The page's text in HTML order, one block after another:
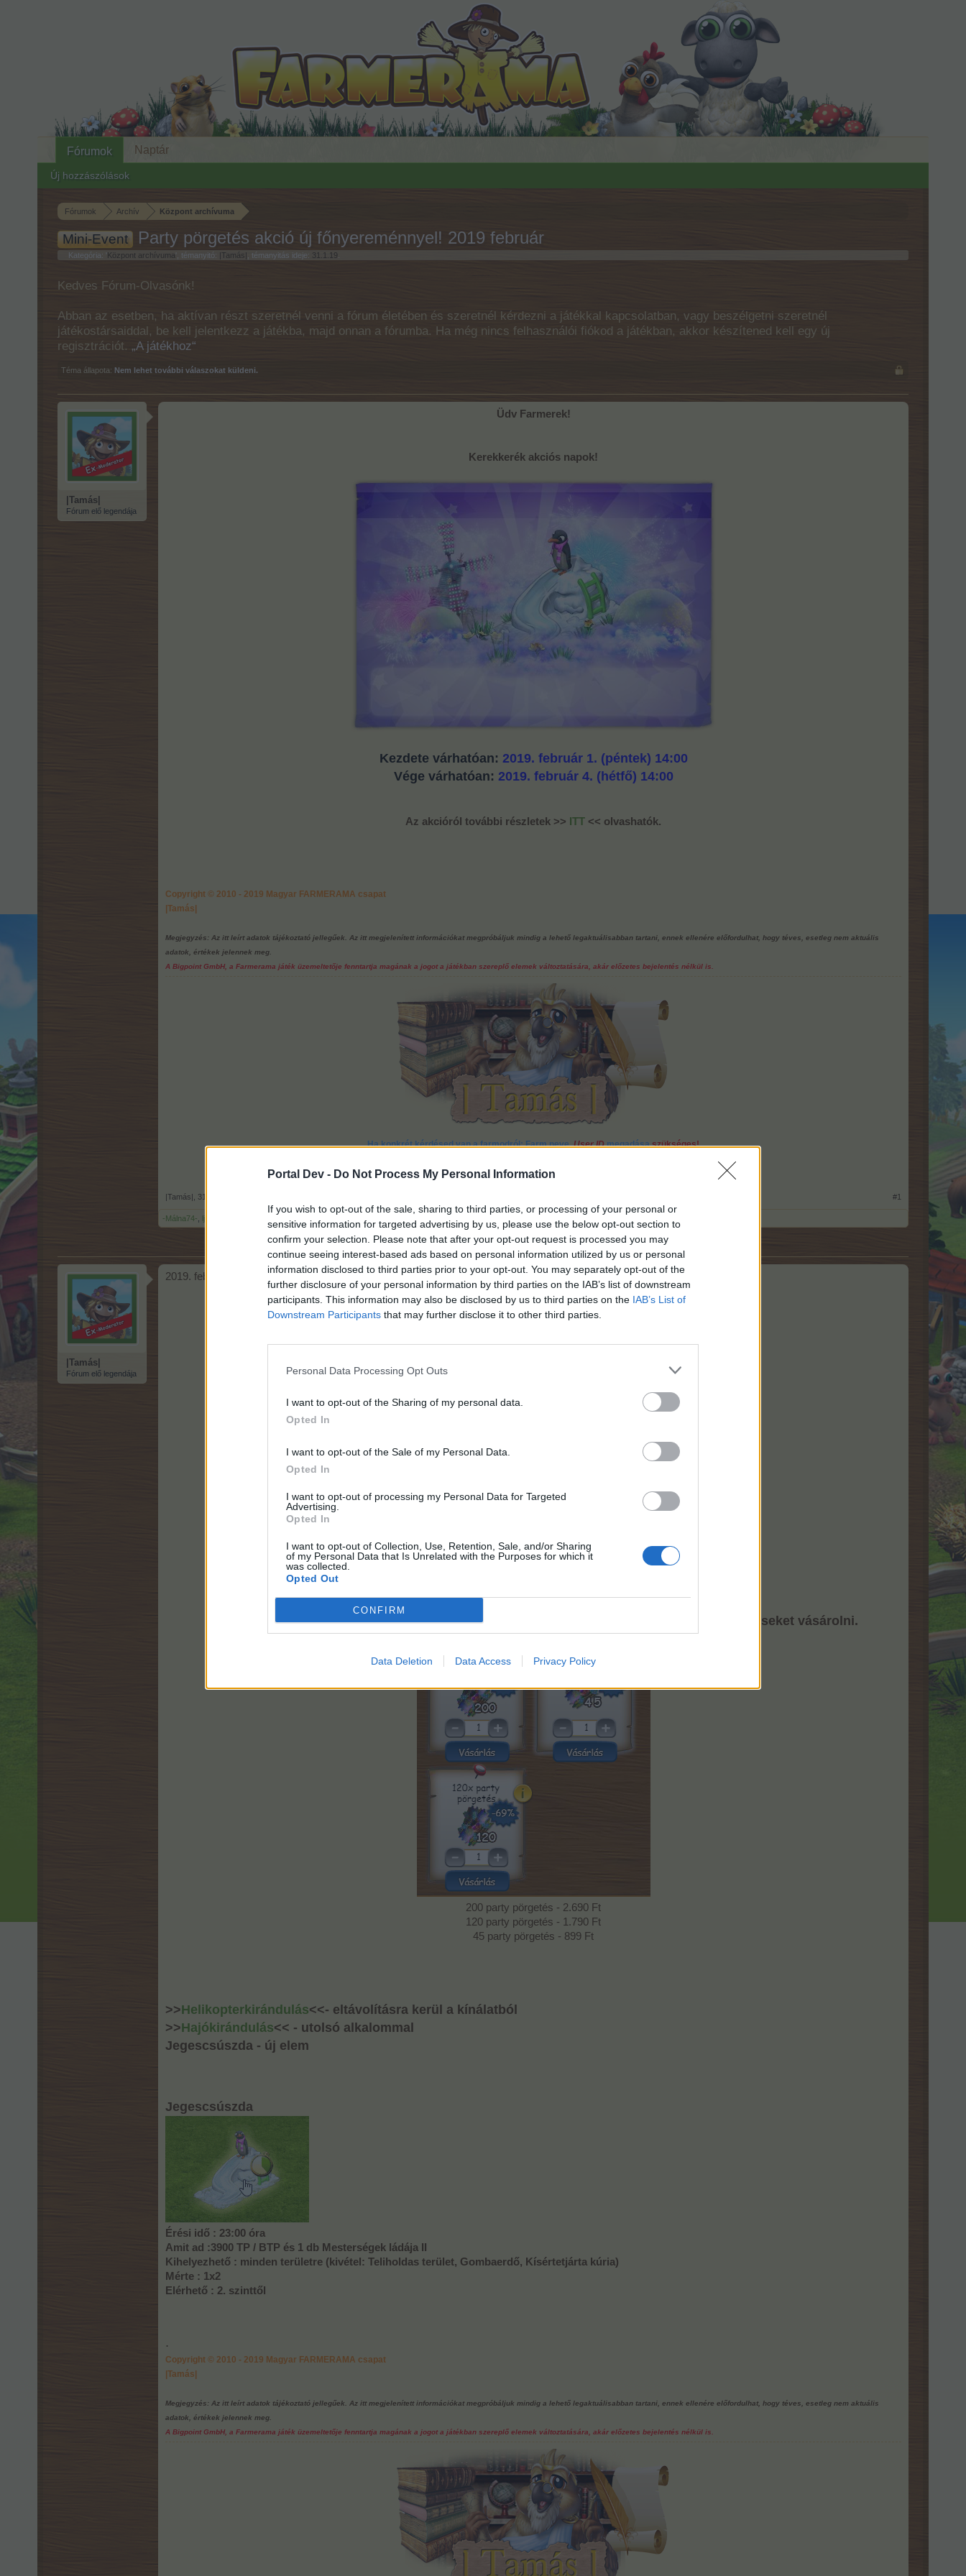
Portal Dev - Do Not Process My Personal Information
If you wish to opt-out of the sale, sharing to third parties, or processing of your personal or
sensitive information for targeted advertising by us, please use the below opt-out section to
confirm your selection. Please note that after your opt-out request is processed you may
continue seeing interest-based ads based on personal information utilized by us or personal
information disclosed to third parties prior to your opt-out. You may separately opt-out of the
further disclosure of your personal information by third parties on the IAB’s list of downstream
participants. This information may also be disclosed by us to third parties on the IAB’s List of
Downstream Participants that may further disclose it to other third parties.
Personal Data Processing Opt Outs
I want to opt-out of the Sharing of my personal data.
Opted In
I want to opt-out of the Sale of my Personal Data.
Opted In
I want to opt-out of processing my Personal Data for Targeted
Advertising.
Opted In
I want to opt-out of Collection, Use, Retention, Sale, and/or Sharing
of my Personal Data that Is Unrelated with the Purposes for which it
was collected.
Opted Out
CONFIRM
Data Deletion Data Access Privacy Policy
Fórumok Archív Központ archívuma
Mini-Event Party pörgetés akció új főnyereménnyel! 2019 február
Kategória: ' Központ archívuma ', témanyitó: |Tamás| , témanyitás ideje: 31.1.19
Kedves Fórum-Olvasónk!
Abban az esetben, ha aktívan részt szeretnél venni a fórum életében és szeretnél kérdezni a játékkal kapcsolatban, vagy beszélgetni szeretnél
játékostársaiddal, be kell jelentkezz a játékba, majd onnan a fórumba. Ha még nincs felhasználói fiókod a játékban, akkor készítened kell egy új
regisztrációt. „A játékhoz“
Téma állapota: Nem lehet további válaszokat küldeni.
|Tamás|
Fórum elő legendája
Üdv Farmerek!
Kerekkerék akciós napok!
Kezdete várhatóan: 2019. február 1. (péntek) 14:00
Vége várhatóan: 2019. február 4. (hétfő) 14:00
Az akcióról további részletek >> ITT << olvashatók.
Copyright © 2010 - 2019 Magyar FARMERAMA csapat
|Tamás|
Megjegyzés: Az itt leírt adatok tájékoztató jellegűek. Az itt megjelenített információkat megpróbáljuk mindig a lehető legaktuálisabban tartani, ennek ellenére előfordulhat, hogy téves, esetleg nem aktuális
adatok, értékek jelennek meg.
A Bigpoint GmbH, a Farmerama játék üzemeltetője fenntartja magának a jogot a játékban szereplő elemek változtatására, akár előzetes bejelentés nélkül is.
Ha konkrét kérdésed van a farmodról: Farm neve, User ID megadása szükséges!
Lehet, hogy a biztonsági öv korlátoz a mozgásban, de nem annyira, mint a tolószék!
Ha egy napon majd megöl a sebesség, ne sírj értem, mert mosolyogva mentem el" / †Paul Walker/
|Tamás| 31.1.19 #1
-Málna74- ljanika6
|Tamás|
Fórum elő legendája
2019. februári akció
Gazdaboltban vásárolható farmaranyért party pörgetés.
Gazdaboltban farmaranyon kívül lehetőségünk van a bankon keresztül forintért is pörgetéseket vásárolni.
200 party pörgetés - 2.690 Ft
120 party pörgetés - 1.790 Ft
45 party pörgetés - 899 Ft
>>Helikopterkirándulás<<- eltávolításra kerül a kínálatból
>>Hajókirándulás<< - utolsó alkalommal
Jegescsúszda - új elem
Jegescsúszda
Érési idő : 23:00 óra
Amit ad :3900 TP / BTP és 1 db Mesterségek ládája II
Kihelyezhető : minden területre (kivétel: Teliholdas terület, Gombaerdő, Kísértetjárta kúria)
Mérte : 1x2
Elérhető : 2. szinttől
.
Copyright © 2010 - 2019 Magyar FARMERAMA csapat
|Tamás|
Megjegyzés: Az itt leírt adatok tájékoztató jellegűek. Az itt megjelenített információkat megpróbáljuk mindig a lehető legaktuálisabban tartani, ennek ellenére előfordulhat, hogy téves, esetleg nem aktuális
adatok, értékek jelennek meg.
A Bigpoint GmbH, a Farmerama játék üzemeltetője fenntartja magának a jogot a játékban szereplő elemek változtatására, akár előzetes bejelentés nélkül is.
Fórumok
Új hozzászólások
Naptár